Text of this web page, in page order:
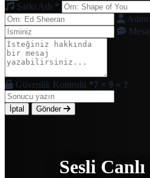
Şarkı Adı *
Güvenlik Kontrolü *7 × 9 = ?
İptal Gönder
Sesli